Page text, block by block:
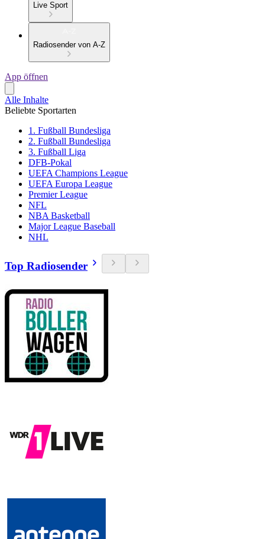
Live Sport
Radiosender von A-Z
App öffnen
Alle Inhalte
Beliebte Sportarten
1. Fußball Bundesliga
2. Fußball Bundesliga
3. Fußball Liga
DFB-Pokal
UEFA Champions League
UEFA Europa League
Premier League
NFL
NBA Basketball
Major League Baseball
NHL
Top Radiosender